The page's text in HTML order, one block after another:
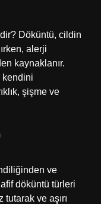
Döküntü, cildin
alerji
kaynaklanır.
kendini
şişme ve
ve
döküntü türleri
ve aşırı